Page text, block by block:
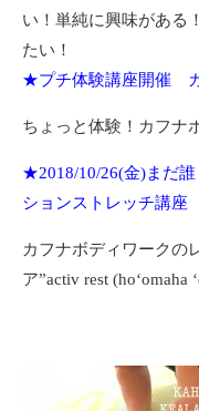
い！単純に興味がある
たい！
★プチ体験講座開催 カ
ちょっと体験！カフナ
★2018/10/26(金)まだ
ションストレッチ講座
カフナボディワークの
ア”activ rest (hoʻomaha